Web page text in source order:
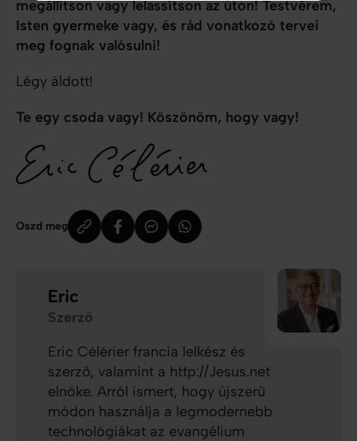
megállítson vagy lelassítson az úton! Testvérem,
Isten gyermeke vagy, és rád vonatkozó tervei
meg fognak valósulni!
Légy áldott!
Te egy csoda vagy! Köszönöm, hogy vagy!
Oszd meg
Eric
Szerző
Eric Célérier francia lelkész és
szerző, valamint a http://Jesus.net
elnöke. Arról ismert, hogy újszerű
módon használja a legmodernebb
technológiákat az evangélium